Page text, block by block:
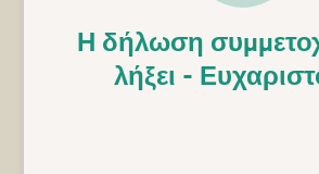
Η δήλωση
λήξει -